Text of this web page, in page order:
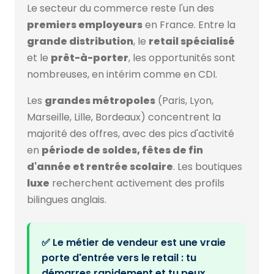
Le secteur du commerce reste l'un des
premiers employeursen France. Entre la
grande distribution, le retail spécialisé
et le prêt-à-porter, les opportunités sont
nombreuses, en intérim comme en CDI.
Les grandes métropoles (Paris, Lyon,
Marseille, Lille, Bordeaux) concentrent la
majorité des offres, avec des pics d'activité
en période de soldes, fêtes de fin
d'année et rentrée scolaire. Les boutiques
luxe recherchent activement des profils
bilingues anglais.
✅ Le métier de vendeur est une vraie
porte d'entrée vers le retail : tu